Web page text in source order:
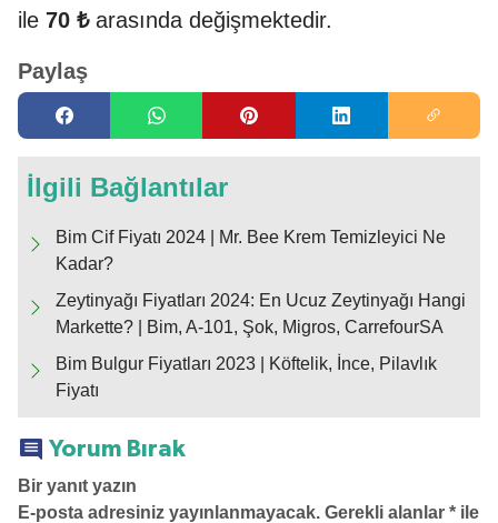
ile 70 ₺arasında değişmektedir.
Paylaş
İlgili Bağlantılar
Bim Cif Fiyatı 2024 | Mr. Bee Krem Temizleyici Ne
Kadar?
Zeytinyağı Fiyatları 2024: En Ucuz Zeytinyağı Hangi
Markette? | Bim, A-101, Şok, Migros, CarrefourSA
Bim Bulgur Fiyatları 2023 | Köftelik, İnce, Pilavlık
Fiyatı
Yorum Bırak
Bir yanıt yazın
E-posta adresiniz yayınlanmayacak. Gerekli alanlar * ile